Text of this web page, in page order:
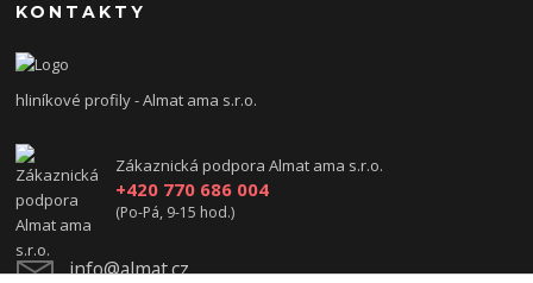
KONTAKTY
hliníkové profily - Almat ama s.r.o.
Zákaznická podpora Almat ama s.r.o.
+420 770 686 004
(Po-Pá, 9-15 hod.)
info@almat.cz